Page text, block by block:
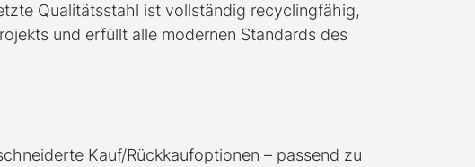
Qualitätsstahl ist vollständig recyclingfähig,
und erfüllt alle modernen Standards des
Kauf/Rückkaufoptionen – passend zu